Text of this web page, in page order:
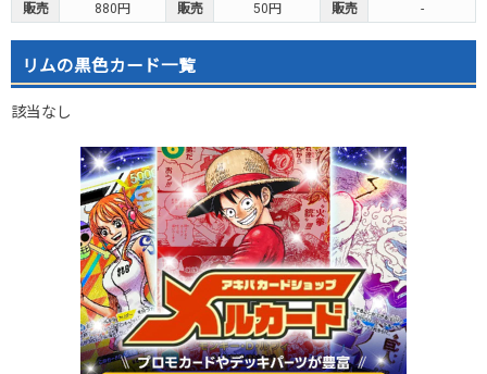
販売
880円 販売 50円 販売 -
リムの黒色カード一覧
該当なし